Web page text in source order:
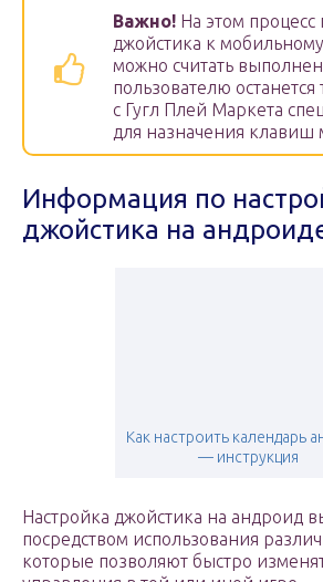
Важно! На этом
джойстика к
можно считать
пользователю останется
с Гугл Плей Маркета
для назначения клавиш
Информация по
джойстика на
Как настроить календарь
— инструкция
Настройка джойстика на андроид
посредством использования
которые позволяют быстро